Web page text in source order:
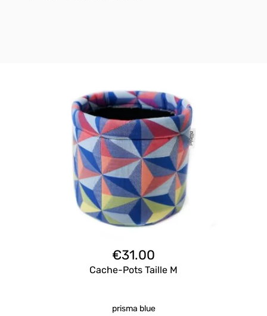
€31.00
Cache-Pots Taille M
prisma blue